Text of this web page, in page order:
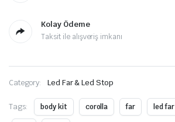
Kolay Ödeme
Taksit ile alışveriş imkanı
Category: Led Far & Led Stop
Tags: body kit corolla far led far